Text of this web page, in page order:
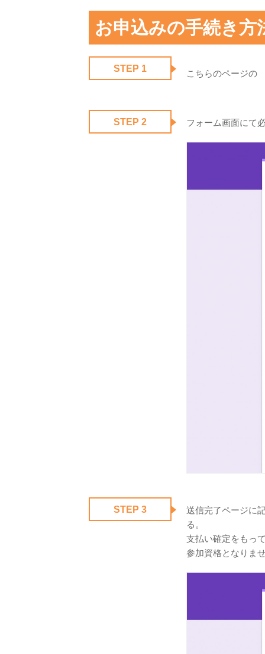
お申込みの手続き方
STEP 1 こちらのページ
STEP 2 フォーム画面にて
STEP 3
送信完了ページに
る。
支払い確定をもっ
参加資格となりま